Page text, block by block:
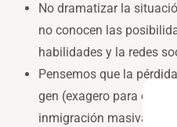
No dramatizar la
no conocen las
habilidades y la redes
Pensemos que la
gen (exagero para que
inmigración masiva. La